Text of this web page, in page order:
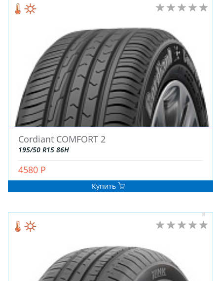
ДЛЯ ГРУЗОВЫХ АВТО
ДЛЯ ГРУЗОВЫХ АВТО
ДЛЯ ЛЕГКОВЫХ АВТО
ШИНЫ
ДИСКИ
Cordiant COMFORT 2
195/50 R15 86H
4580 Р
Купить